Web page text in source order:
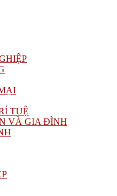
TUỆ
VÀ GIA ĐÌNH